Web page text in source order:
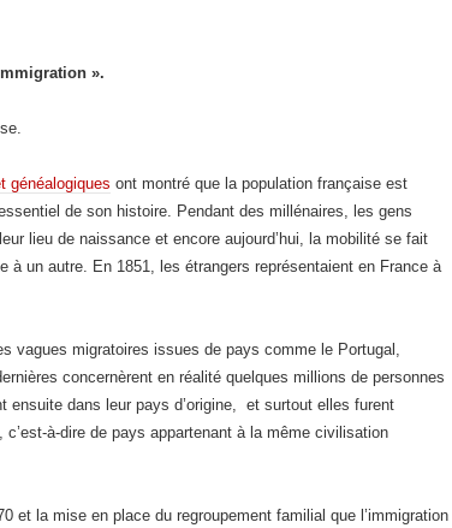
».
généalogiques ont montré que la population française est
de son histoire. Pendant des millénaires, les gens
lieu de naissance et encore aujourd’hui, la mobilité se fait
à un autre. En 1851, les étrangers représentaient en France à
vagues migratoires issues de pays comme le Portugal,
concernèrent en réalité quelques millions de personnes
ensuite dans leur pays d’origine, et surtout elles furent
c’est-à-dire de pays appartenant à la même civilisation
et la mise en place du regroupement familial que l’immigration